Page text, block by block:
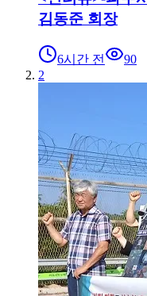
김동준 회장
6시간 전
90
2